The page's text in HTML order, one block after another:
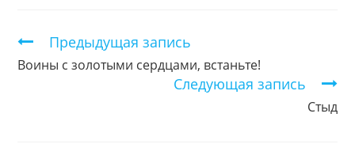
Продолжить
чтение
Предыдущая запись
Воины с золотыми сердцами, встаньте!
Следующая запись
Стыд